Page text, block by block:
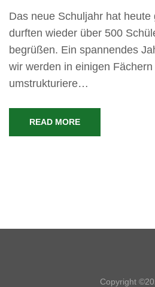
Das neue Schuljahr hat heute
durften wieder über 500
begrüßen. Ein spannendes
wir werden in einigen
umstrukturiere…
READ MORE
Copyright